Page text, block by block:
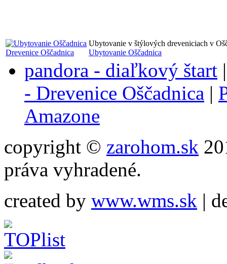
Drevenice Oščadnica
Ubytovanie v štýlových dreveniciach v
Ubytovanie Oščadnica
pandora - diaľkový štart
- Drevenice Oščadnica |
Amazone
copyright © zarohom.sk
práva vyhradené.
created by www.wms.sk |